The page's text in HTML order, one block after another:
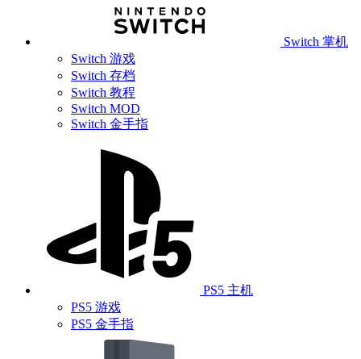
Switch 掌机
Switch 游戏
Switch 存档
Switch 教程
Switch MOD
Switch 金手指
PS5 主机
PS5 游戏
PS5 金手指